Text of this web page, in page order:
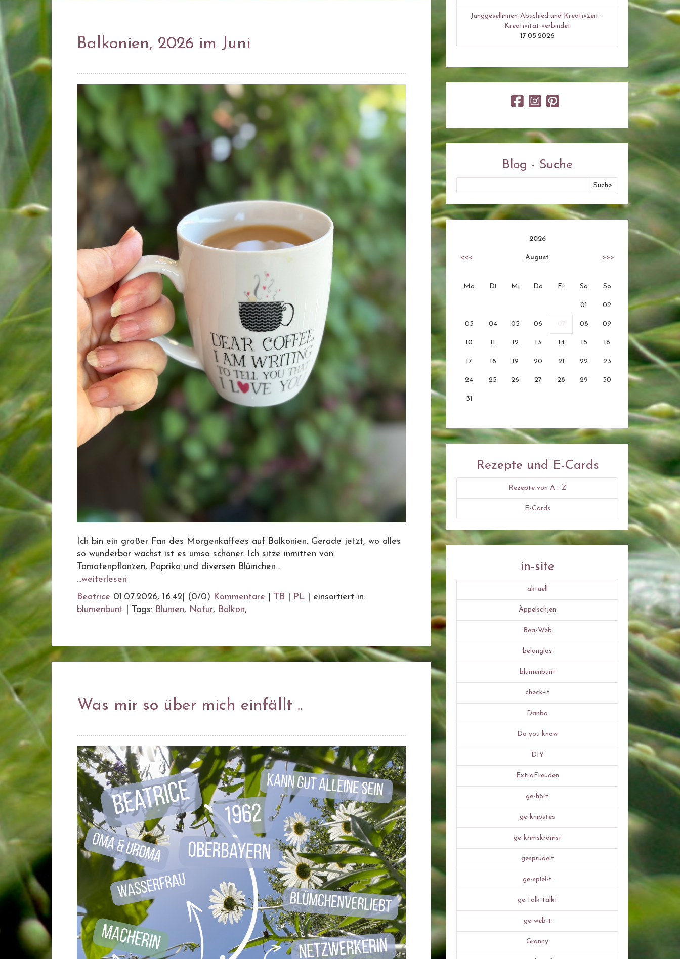
Balkonien, 2026 im Juni
Ich bin ein großer Fan des Morgenkaffees auf Balkonien. Gerade jetzt, wo alles
so wunderbar wächst ist es umso schöner. Ich sitze inmitten von
Tomatenpflanzen, Paprika und diversen Blümchen...
...weiterlesen
Beatrice 01.07.2026, 16.42 (0/0) Kommentare TB PL
einsortiert in:
blumenbunt
Tags: Blumen, Natur, Balkon,
Was mir so über mich einfällt ..
Junggesellinnen-Abschied und Kreativzeit –
Kreativität verbindet
17.05.2026
Blog - Suche
2026
<<< August >>>
Mo Di Mi Do Fr Sa So
01 02
03 04 05 06 07 08 09
10 11 12 13 14 15 16
17 18 19 20 21 22 23
24 25 26 27 28 29 30
31
Rezepte und E-Cards
Rezepte von A - Z
E-Cards
in-site
aktuell
Äppelschjen
Bea-Web
belanglos
blumenbunt
check-it
Danbo
Do you know
DIY
ExtraFreuden
ge-hört
ge-knipstes
ge-krimskramst
gesprudelt
ge-spiel-t
ge-talk-talkt
ge-web-t
Granny